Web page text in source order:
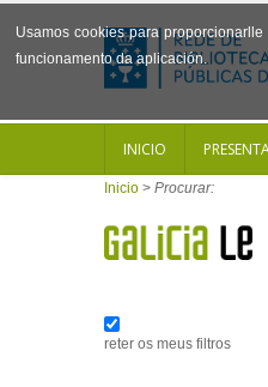
Usamos cookies para
funcionamento da aplicación.
INICIO
Inicio > Procurar:
reter os meus filtros